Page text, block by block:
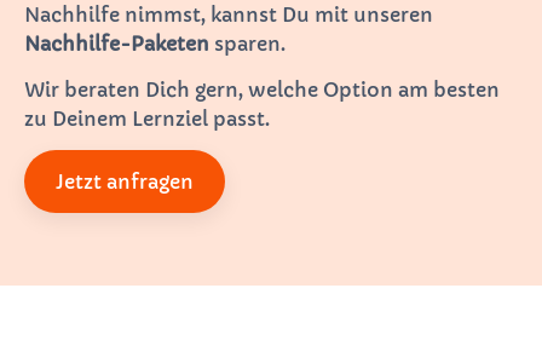
Nachhilfe nimmst, kannst Du mit unseren
Nachhilfe-Paketen sparen.
Wir beraten Dich gern, welche Option am besten
zu Deinem Lernziel passt.
Jetzt anfragen